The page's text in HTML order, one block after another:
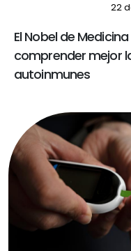
22
El Nobel de
comprender mejor
autoinmunes